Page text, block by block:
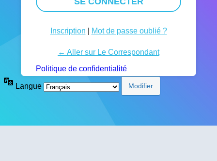
Inscription Mot de passe oublié ?
← Aller sur Le Correspondant
Politique de confidentialité
Langue